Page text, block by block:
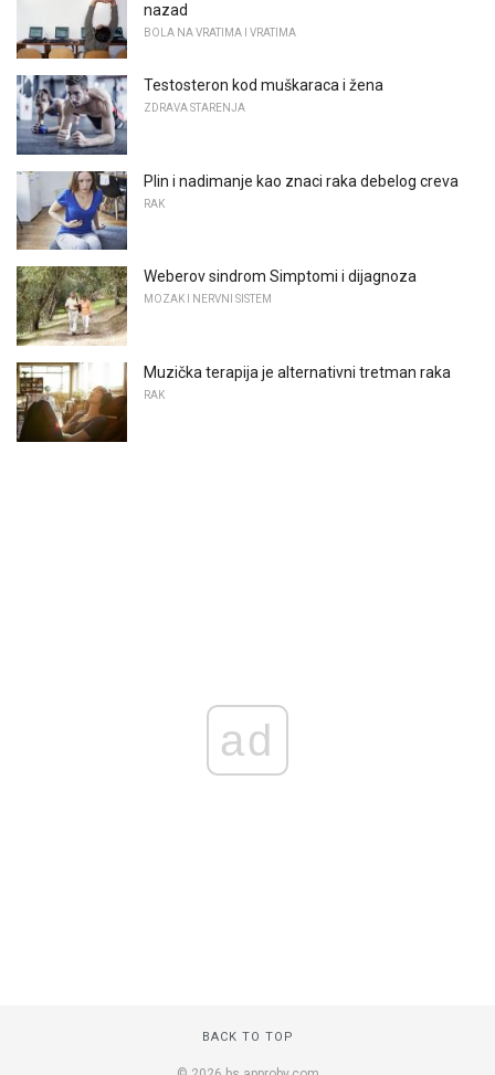
nazad
BOLA NA VRATIMA I VRATIMA
Testosteron kod muškaraca i žena
ZDRAVA STARENJA
Plin i nadimanje kao znaci raka debelog creva
RAK
Weberov sindrom Simptomi i dijagnoza
MOZAK I NERVNI SISTEM
Muzička terapija je alternativni tretman raka
RAK
ad
BACK TO TOP